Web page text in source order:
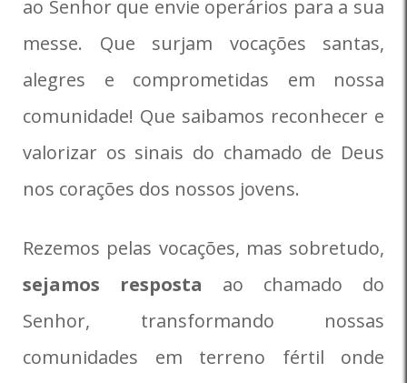
ao Senhor que envie operários para a sua
messe. Que surjam vocações santas,
alegres e comprometidas em nossa
comunidade! Que saibamos reconhecer e
valorizar os sinais do chamado de Deus
nos corações dos nossos jovens.
Rezemos pelas vocações, mas sobretudo,
sejamos resposta ao chamado do
Senhor, transformando nossas
comunidades em terreno fértil onde